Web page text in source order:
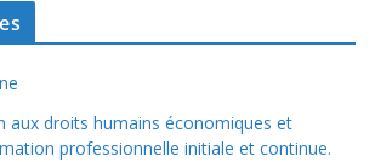
aux droits humains économiques et
professionnelle initiale et continue.